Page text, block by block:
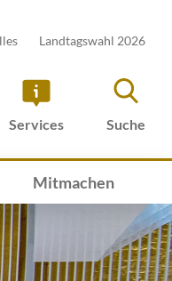
Landtagswahl 2026
Services Suche
Mitmachen